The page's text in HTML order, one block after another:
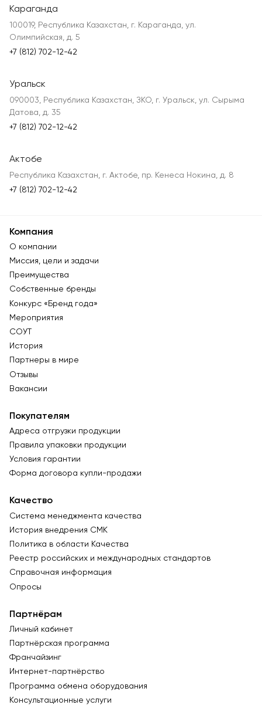
Караганда
100019, Республика Казахстан, г. Караганда, ул.
Олимпийская, д. 5
+7 (812) 702-12-42
Уральск
090003, Республика Казахстан, ЗКО, г. Уральск, ул. Сырыма
Датова, д. 35
+7 (812) 702-12-42
Актобе
Республика Казахстан, г. Актобе, пр. Кенеса Нокина, д. 8
+7 (812) 702-12-42
Компания
О компании
Миссия, цели и задачи
Преимущества
Собственные бренды
Конкурс «Бренд года»
Мероприятия
СОУТ
История
Партнеры в мире
Отзывы
Вакансии
Покупателям
Адреса отгрузки продукции
Правила упаковки продукции
Условия гарантии
Форма договора купли-продажи
Качество
Система менеджмента качества
История внедрения СМК
Политика в области Качества
Реестр российских и международных стандартов
Справочная информация
Опросы
Партнёрам
Личный кабинет
Партнёрская программа
Франчайзинг
Интернет-партнёрство
Программа обмена оборудования
Консультационные услуги